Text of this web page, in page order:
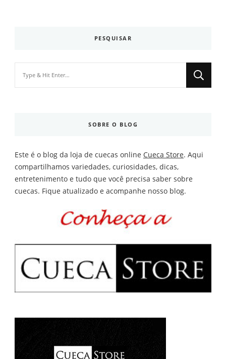
PESQUISAR
SOBRE O BLOG
Este é o blog da loja de cuecas online Cueca Store. Aqui
compartilhamos variedades, curiosidades, dicas,
entretenimento e tudo que você precisa saber sobre
cuecas. Fique atualizado e acompanhe nosso blog.